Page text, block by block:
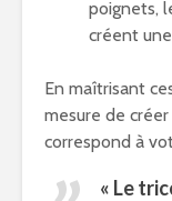
poignets,
créent
En maîtrisant
mesure de
correspond à
« Le